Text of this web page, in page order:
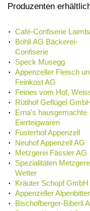
Produzenten
Café-Confiserie
Böhli AG Bäckerei-
Confiserie
Speck Musegg
Appenzeller Fleisch
Feinkost AG
Feines vom Hof,
Rütihof Geflügel GmbH
Erna's hausgemachte
Eierteigwaren
Fusterhof Appenzell
Neuhof Appenzell AG
Metzgerei Fässler AG
Spezialitäten
Wetter
Kräuter Schopf GmbH
Appenzeller
Bischofberger-Biberli